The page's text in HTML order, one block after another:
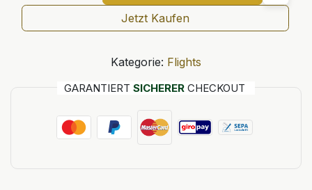
Jetzt Kaufen
Kategorie: Flights
GARANTIERT SICHERER CHECKOUT